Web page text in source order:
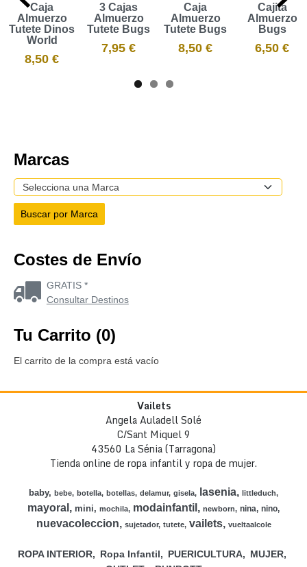
Caja
Almuerzo
Tutete Dinos
World
8,50 €
3 Cajas
Almuerzo
Tutete Bugs
7,95 €
Caja
Almuerzo
Tutete Bugs
8,50 €
Cajita
Almuerzo
Bugs
6,50 €
Marcas
Costes de Envío
GRATIS *
Consultar Destinos
Tu Carrito (0)
El carrito de la compra está vacío
Vailets
Angela Auladell Solé
C/Sant Miquel 9
43560 La Sénia (Tarragona)
Tienda online de ropa infantil y ropa de mujer.
baby bebe botella botellas delamur gisela lasenia littleduch
mayoral mini mochila modainfantil newborn nina nino
nuevacoleccion sujetador tutete vailets vueltaalcole
ROPA INTERIOR Ropa Infantil PUERICULTURA
MUJER